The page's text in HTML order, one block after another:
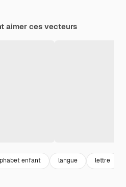
aimer ces vecteurs
enfant langue lettre